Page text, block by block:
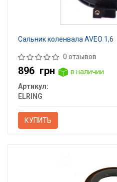
Сальник коленвала AVEO 1,6
0 отзывов
896 грн
в наличии
Артикул:
ELRING
КУПИТЬ